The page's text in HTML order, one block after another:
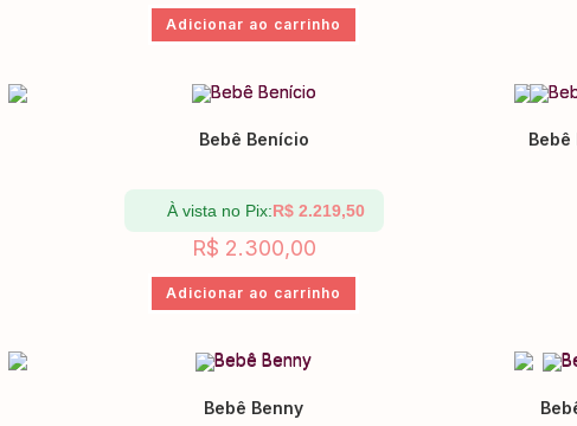
Adicionar ao carrinho
Bebê Benício
À vista no Pix:R$2.219,50
R$ 2.300,00
Adicionar ao carrinho
Bebê
Bebê Benny